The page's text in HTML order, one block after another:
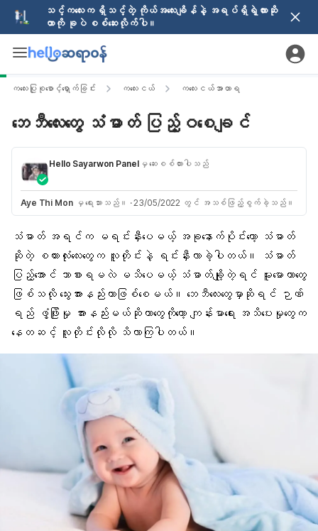
သင့်ကလေးက ရှိသင့်တဲ့ ကိုယ်အလေးချိန်နဲ့ အရပ်ရှိရဲ့လားဆို
တာကို ခုပဲ စစ်ဆေးလိုက်ပါ။
ကလေးပြုစုစောင့်ရှောက်ခြင်း ကလေးငယ် ကလေးငယ်အာဟာရ
ဘေဘီလေးတွေ သံဓာတ် ပြည့်ဝစေချင်
Hello Sayarwon Panelမှ ဆေးစစ်ထားပါသည်
Aye Thi Monမှ ရေးသားသည်။ ·23/05/2022 တွင် အသစ်ဖြည့်စွက်ခဲ့သည်။
သံဓာတ်အရင်က မရင်းနှီးပေမယ့် အခုနောက်ပိုင်းတော့ သံဓာတ်
ဆိုတဲ့ စကားလုံးလေးတွေက လူတိုင်းနဲ့ ရင်းနှီးလာခဲ့ပါတယ်။ သံဓာတ်
ပြည့်အောင် ဘာစားရမလဲ မသိပေမယ့်သံဓာတ်ချို့တဲ့ရင် မူးမောတာတွေ
ဖြစ်သလို သွေးအားနည်းတာဖြစ်စေမယ်။ ဘေဘီလေးတွေမှာဆိုရင် ဉာဏ်
ရည် ဖွံ့ဖြိုးမှု အားနည်းမယ်ဆိုတာတွေကိုတော့ ကျန်းမာရေး အသိပေးမှုတွေက
နေတဆင့် လူတိုင်းလိုလို သိလာကြပါတယ်။